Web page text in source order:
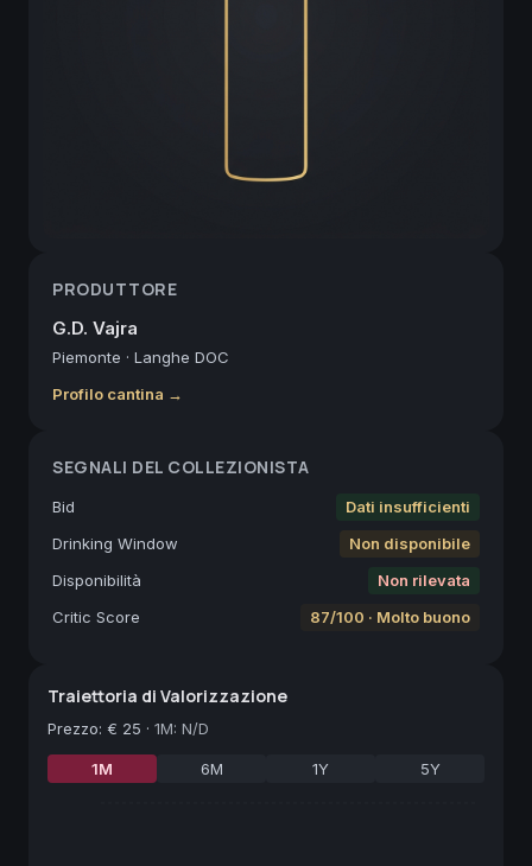
PRODUTTORE
G.D. Vajra
Piemonte · Langhe DOC
Profilo cantina →
SEGNALI DEL COLLEZIONISTA
Bid
Dati insufficienti
Drinking Window
Non disponibile
Disponibilità
Non rilevata
Critic Score
87/100 · Molto buono
Traiettoria di Valorizzazione
Prezzo: € 25 · 1M: N/D
1M 6M 1Y 5Y